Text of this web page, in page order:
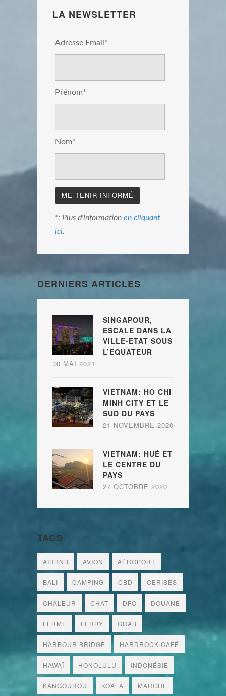
LA NEWSLETTER
Adresse Email*
Prénom*
Nom*
*: Plus d'information en cliquant
ici.
DERNIERS ARTICLES
SINGAPOUR,
ESCALE DANS LA
VILLE-ETAT SOUS
L’EQUATEUR
30 MAI 2021
VIETNAM: HO CHI
MINH CITY ET LE
SUD DU PAYS
21 NOVEMBRE 2020
VIETNAM: HUÉ ET
LE CENTRE DU
PAYS
27 OCTOBRE 2020
TAGS
AIRBNB AVION AÉROPORT
BALI CAMPING CBD CERISES
CHALEUR CHAT DFO DOUANE
FERME FERRY GRAB
HARBOUR BRIDGE HARDROCK CAFÉ
HAWAÏ HONOLULU INDONÉSIE
KANGOUROU KOALA MARCHÉ